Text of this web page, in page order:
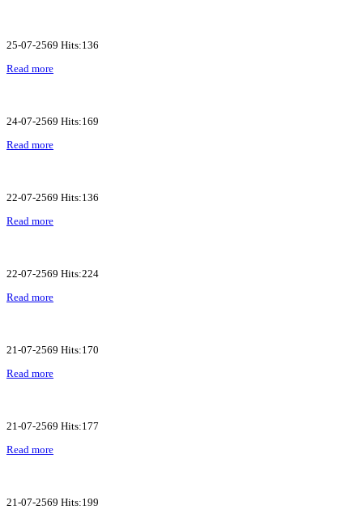
25-07-2569 Hits:136
Read more
24-07-2569 Hits:169
Read more
22-07-2569 Hits:136
Read more
22-07-2569 Hits:224
Read more
21-07-2569 Hits:170
Read more
21-07-2569 Hits:177
Read more
21-07-2569 Hits:199